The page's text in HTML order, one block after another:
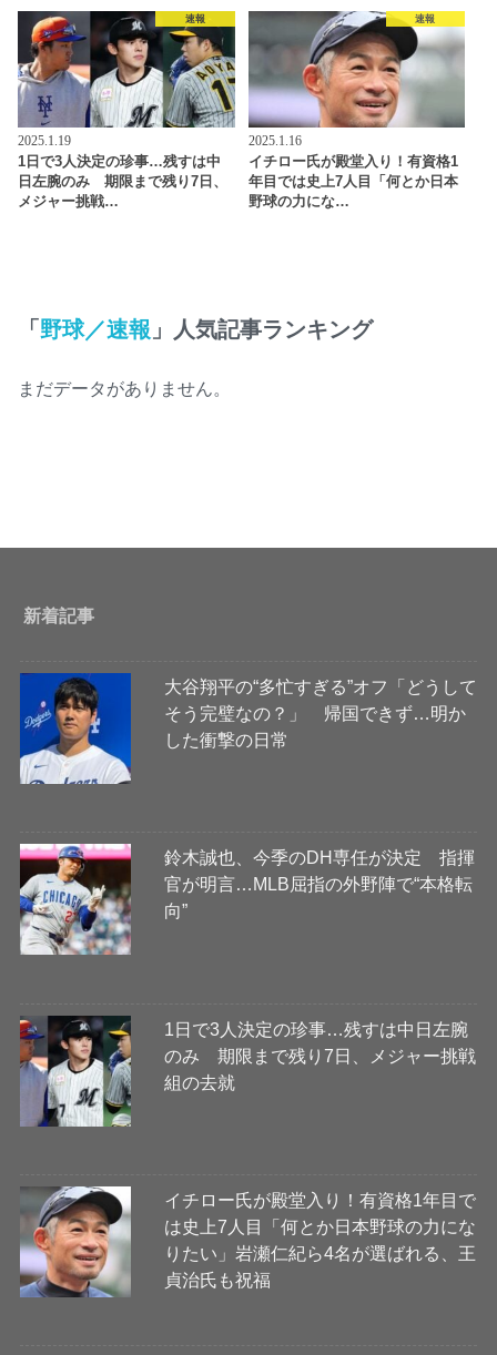
速報
2025.1.19
1日で3人決定の珍事…残すは中
日左腕のみ 期限まで残り7日、
メジャー挑戦…
速報
2025.1.16
イチロー氏が殿堂入り！有資格1
年目では史上7人目「何とか日本
野球の力にな…
「 野球／速報 」人気記事ランキング
まだデータがありません。
新着記事
大谷翔平の“多忙すぎる”オフ「どうして
そう完璧なの？」 帰国できず…明か
した衝撃の日常
鈴木誠也、今季のDH専任が決定 指揮
官が明言…MLB屈指の外野陣で“本格転
向”
1日で3人決定の珍事…残すは中日左腕
のみ 期限まで残り7日、メジャー挑戦
組の去就
イチロー氏が殿堂入り！有資格1年目で
は史上7人目「何とか日本野球の力にな
りたい」岩瀬仁紀ら4名が選ばれる、王
貞治氏も祝福